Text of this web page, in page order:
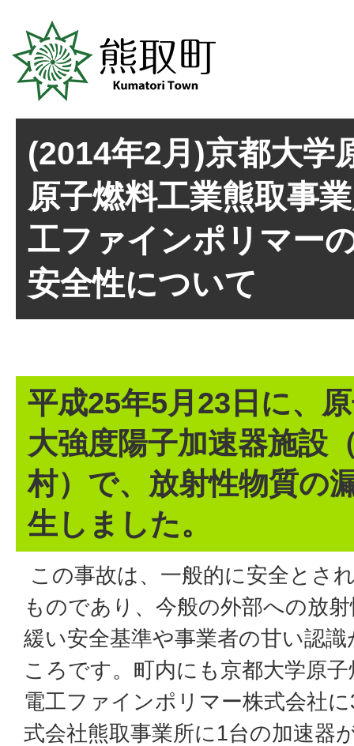
(2014年2月)京都大学
原子燃料工業熊取事
工ファインポリマー
安全性について
平成25年5月23日に、
大強度陽子加速器施設
村）で、放射性物質の
生しました。
この事故は、一般的に安全とさ
ものであり、今般の外部への放
緩い安全基準や事業者の甘い認
ころです。町内にも京都大学原
電工ファインポリマー株式会社
式会社熊取事業所に1台の加速器